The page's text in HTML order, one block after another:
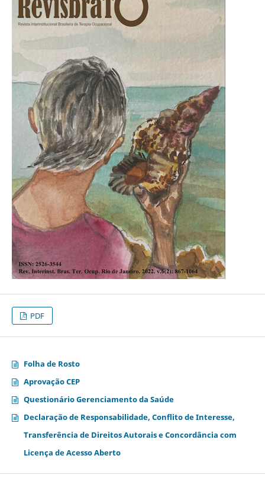
PDF
Folha de Rosto
Aprovação CEP
Questionário Gerenciamento da Saúde
Declaração de Responsabilidade, Conflito de Interesse,
Transferência de Direitos Autorais e Concordância com
Licença de Acesso Aberto